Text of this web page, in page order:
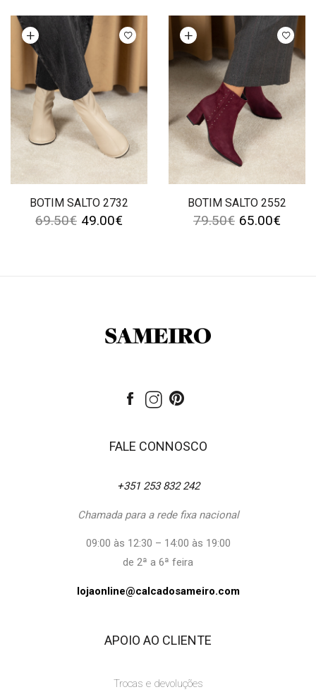
BOTIM SALTO 2732
opções
69.50€ 49.00€
BOTIM SALTO 2552
Ver opções
79.50€ 65.00€
FALE CONNOSCO
+351 253 832 242
Chamada para a rede fixa nacional
09:00 às 12:30 – 14:00 às 19:00
de 2ª a 6ª feira
lojaonline@calcadosameiro.com
APOIO AO CLIENTE
Trocas e devoluções